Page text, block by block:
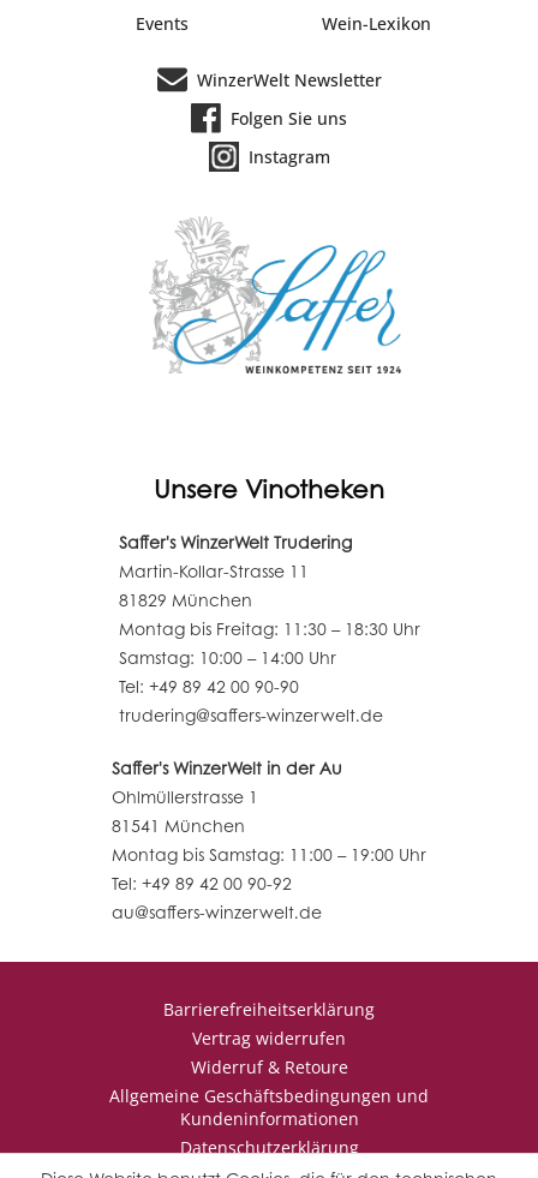
Events Wein-Lexikon
WinzerWelt Newsletter
Folgen Sie uns
Instagram
Unsere Vinotheken
Saffer's WinzerWelt Trudering
Martin-Kollar-Strasse 11
81829 München
Montag bis Freitag: 11:30 – 18:30 Uhr
Samstag: 10:00 – 14:00 Uhr
Tel: +49 89 42 00 90-90
trudering@saffers-winzerwelt.de
Saffer's WinzerWelt in der Au
Ohlmüllerstrasse 1
81541 München
Montag bis Samstag: 11:00 – 19:00 Uhr
Tel: +49 89 42 00 90-92
au@saffers-winzerwelt.de
Barrierefreiheitserklärung
Vertrag widerrufen
Widerruf & Retoure
Allgemeine Geschäftsbedingungen und
Kundeninformationen
Datenschutzerklärung